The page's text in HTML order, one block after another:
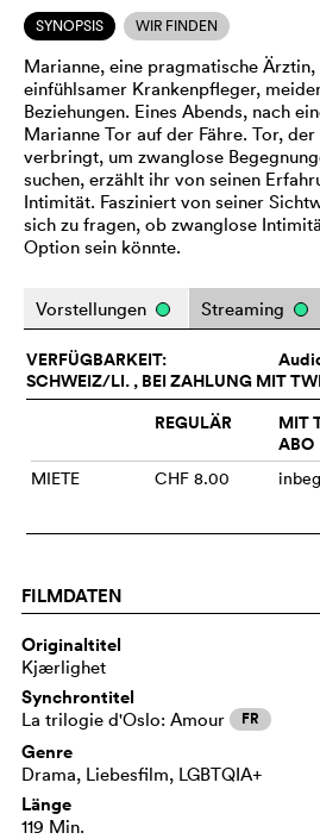
SYNOPSIS WIR FINDEN
Marianne, eine pragmatische Ärztin,
einfühlsamer Krankenpfleger,
Beziehungen. Eines Abends, nach
Marianne Tor auf der Fähre. Tor,
verbringt, um zwanglose
suchen, erzählt ihr von seinen
Intimität. Fasziniert von seiner
sich zu fragen, ob zwanglose
Option sein könnte.
Vorstellungen Streaming
VERFÜGBARKEIT:
SCHWEIZ/LI. , BEI ZAHLUNG MIT
REGULÄR
MIT
ABO
MIETE CHF 8.00
FILMDATEN
Originaltitel
Kjærlighet
Synchrontitel
La trilogie d'Oslo: Amour FR
Genre
Drama, Liebesfilm, LGBTQIA+
Länge
119 Min.